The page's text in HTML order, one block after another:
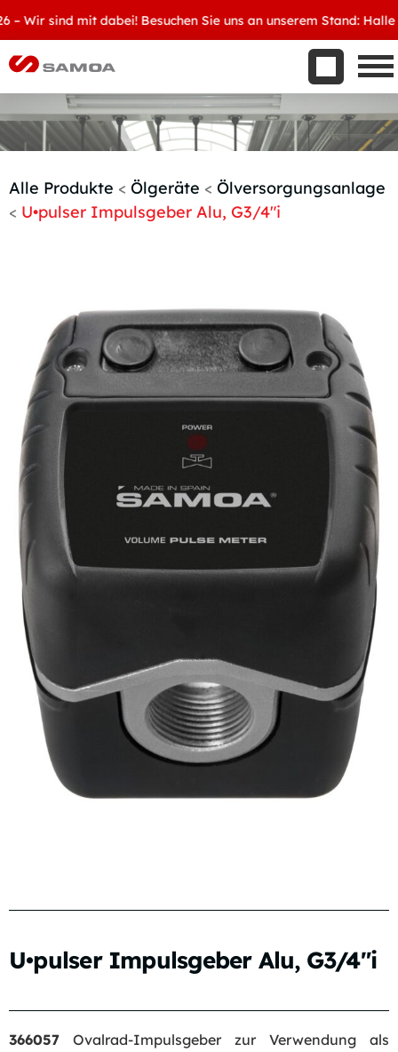
Wir sind mit dabei! Besuchen Sie uns an unserem Stand: Halle
Aktuelles
Kontakt
Handelspartner werden
Alle Produkte < Ölgeräte < Ölversorgungsanlage
< U•pulser Impulsgeber Alu, G3/4″i
U•pulser Impulsgeber Alu, G3/4″i
366057 Ovalrad-Impulsgeber zur Verwendung als